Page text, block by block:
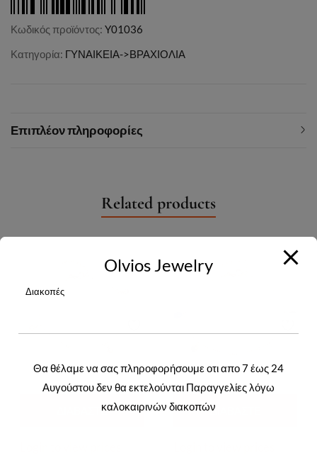
Κωδικός προϊόντος: Y01036
Κατηγορία: ΓΥΝΑΙΚΕΙΑ->ΒΡΑΧΙΟΛΙΑ
Επιπλέον πληροφορίες
Related products
ΔΙΑΒΆΣΤΕ ΔΙΑΒΆΣΤΕ
Olvios Jewelry
Διακοπές
Θα θέλαμε να σας πληροφορήσουμε οτι απο 7 έως 24
Αυγούστου δεν θα εκτελούνται Παραγγελίες λόγω
καλοκαιρινών διακοπών